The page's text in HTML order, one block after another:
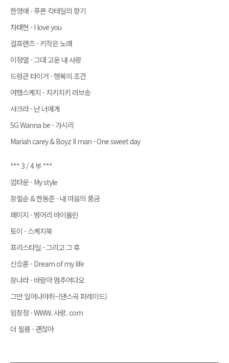
한영애 - 푸른 칵테일의 향기
차태현 - I love you
걸프랜즈 - 키작은 노래
이정열 - 그대 고운 내 사랑
드렁큰 타이거 - 행복의 조건
여행스케치 - 치키치키 러브송
샤크라 - 난 너에게
SG Wanna be - 가시리
Mariah carey & Boyz II man - One sweet day
*** 3 / 4 부 ***
업타운 - My style
장필순 & 한동준 - 내 마음의 풍금
페이지 - 벙어리 바이올린
토이 - 스케치북
프리스타일 - 그리고 그 후
신승훈 - Dream of my life
장나라 - 바람아 멈추어다오
그만 일어나야쥐~(댄스곡 퍼레이드)
임창정 - WWW. 사랑. com
더 필름 - 괜찮아